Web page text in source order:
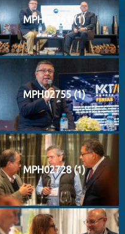
MPH02751 (1)
MPH02755 (1)
MPH02728 (1)